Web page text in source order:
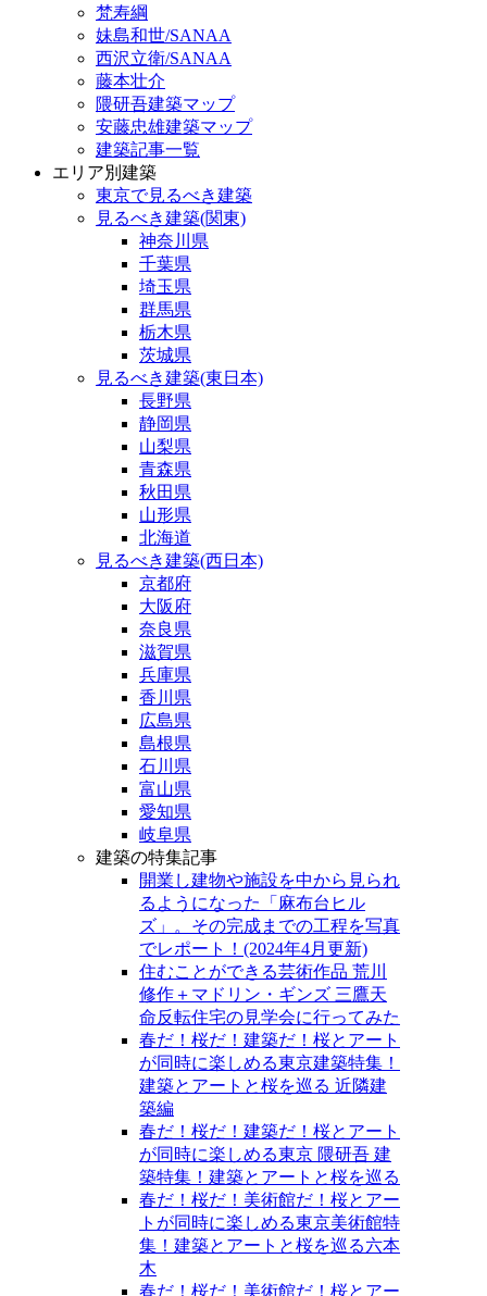
梵寿綱
妹島和世/SANAA
西沢立衛/SANAA
藤本壮介
隈研吾建築マップ
安藤忠雄建築マップ
建築記事一覧
エリア別建築
東京で見るべき建築
見るべき建築(関東)
神奈川県
千葉県
埼玉県
群馬県
栃木県
茨城県
見るべき建築(東日本)
長野県
静岡県
山梨県
青森県
秋田県
山形県
北海道
見るべき建築(西日本)
京都府
大阪府
奈良県
滋賀県
兵庫県
香川県
広島県
島根県
石川県
富山県
愛知県
岐阜県
建築の特集記事
開業し建物や施設を中から見られ
るようになった「麻布台ヒル
ズ」。その完成までの工程を写真
でレポート！(2024年4月更新)
住むことができる芸術作品 荒川
修作＋マドリン・ギンズ 三鷹天
命反転住宅の見学会に行ってみた
春だ！桜だ！建築だ！桜とアート
が同時に楽しめる東京建築特集！
建築とアートと桜を巡る 近隣建
築編
春だ！桜だ！建築だ！桜とアート
が同時に楽しめる東京 隈研吾 建
築特集！建築とアートと桜を巡る
春だ！桜だ！美術館だ！桜とアー
トが同時に楽しめる東京美術館特
集！建築とアートと桜を巡る六本
木
春だ！桜だ！美術館だ！桜とアー